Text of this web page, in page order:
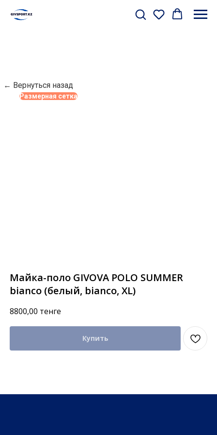
← Вернуться назад
Размерная сетка
Майка-поло GIVOVA POLO SUMMER
bianco (белый, bianco, XL)
8800,00 тенге
Купить